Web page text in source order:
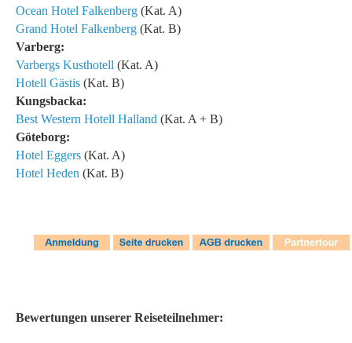
Ocean Hotel Falkenberg (Kat. A)
Grand Hotel Falkenberg (Kat. B)
Varberg:
Varbergs Kusthotell (Kat. A)
Hotell Gästis (Kat. B)
Kungsbacka:
Best Western Hotell Halland (Kat. A + B)
Göteborg:
Hotel Eggers (Kat. A)
Hotel Heden (Kat. B)
Bewertungen unserer Reiseteilnehmer: